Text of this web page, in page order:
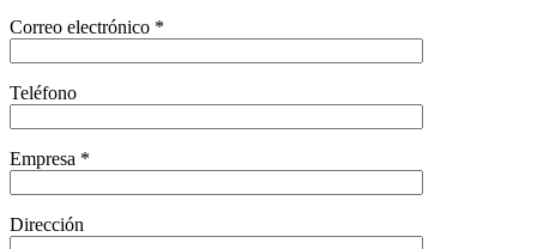
Correo electrónico *
Teléfono
Empresa *
Dirección